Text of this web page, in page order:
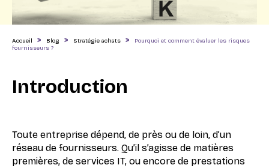
Accueil > Blog > Stratégie achats >
Pourquoi et comment évaluer les risques
fournisseurs ?
Introduction
Toute entreprise dépend, de près ou de loin, d’un
réseau de fournisseurs. Qu’il s’agisse de matières
premières, de services IT, ou encore de prestations